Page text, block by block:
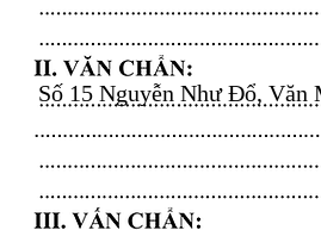
Số 15 Nguyễn Như Đổ, Văn